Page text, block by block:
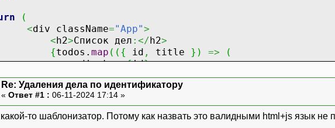
(
<div className="App">
<h2>Список дел :</h2>
{todos. map ( ( { id , title } ) =>
(
<div key={id}>
{id} - {title}
<button className
дело
</ button>
Re: Удаления дела по идентификатору
« Ответ #1 : 06-11-2024 17:14 »
то шаблонизатор. Потому как назвать это валидными html+js язык не